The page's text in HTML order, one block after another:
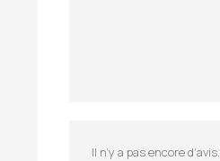
Il n’y a pas encore d’avis.